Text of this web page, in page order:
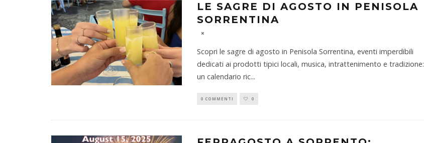
LE SAGRE DI AGOSTO IN PENISOLA
SORRENTINA
Scopri le sagre di agosto in Penisola Sorrentina, eventi imperdibili
dedicati ai prodotti tipici locali, musica, intrattenimento e tradizione:
un calendario ric...
0 COMMENTI 0